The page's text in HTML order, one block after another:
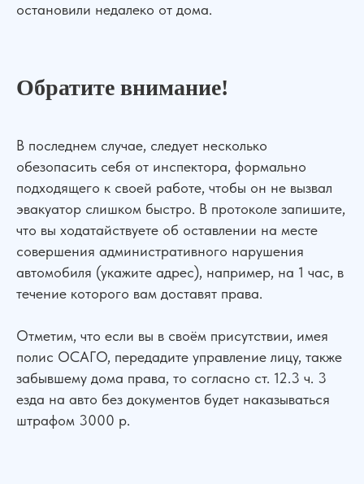
остановили недалеко от дома.
Обратите внимание!
В последнем случае, следует несколько
обезопасить себя от инспектора, формально
подходящего к своей работе, чтобы он не вызвал
эвакуатор слишком быстро. В протоколе запишите,
что вы ходатайствуете об оставлении на месте
совершения административного нарушения
автомобиля (укажите адрес), например, на 1 час, в
течение которого вам доставят права.
Отметим, что если вы в своём присутствии, имея
полис ОСАГО, передадите управление лицу, также
забывшему дома права, то согласно ст. 12.3 ч. 3
езда на авто без документов будет наказываться
штрафом 3000 р.
УСЛУГИ
+7 (961) 304-06-60